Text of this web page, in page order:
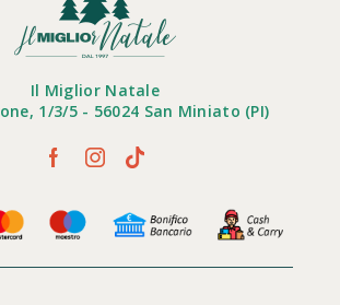
Il Miglior Natale
1/3/5 - 56024 San Miniato (PI)